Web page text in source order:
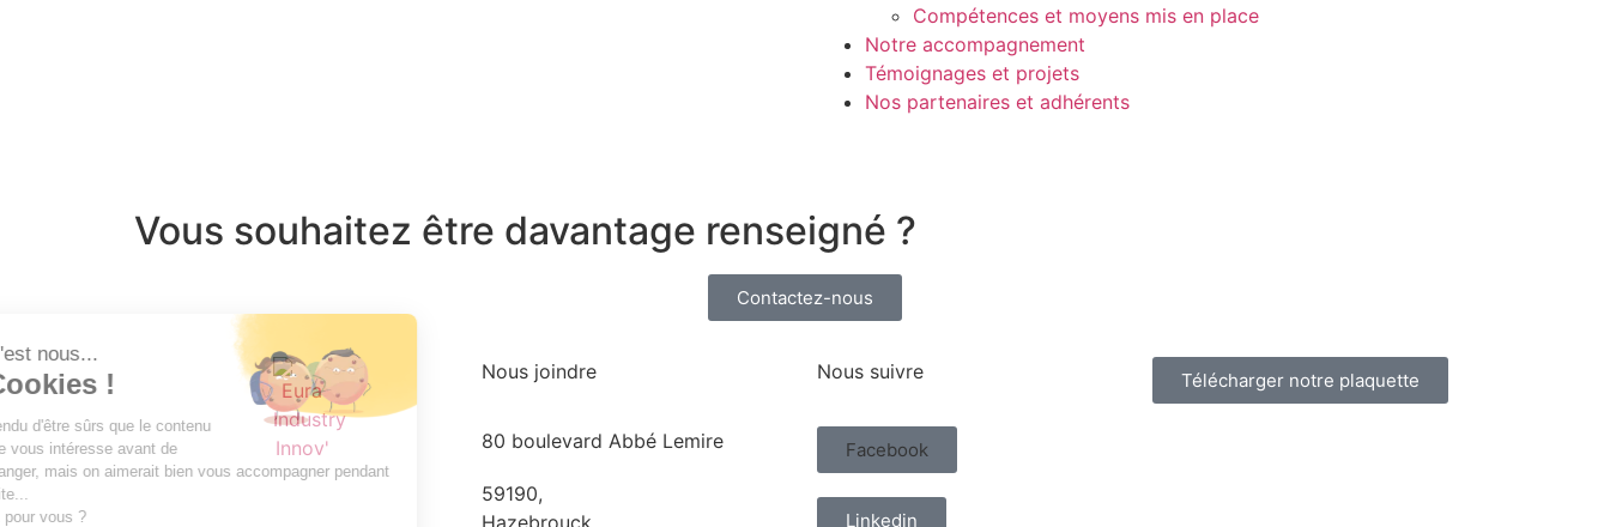
Compétences et moyens mis en place
Notre accompagnement
Témoignages et projets
Nos partenaires et adhérents
Vous souhaitez être davantage renseigné ?
Contactez-nous
Nous joindre
80 boulevard Abbé Lemire
59190,
Nous suivre
Facebook
Linkedin
Télécharger notre plaquette